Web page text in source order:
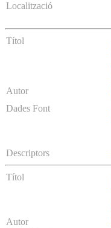
Localització
Títol
Autor
Dades Font
Descriptors
Títol
Autor